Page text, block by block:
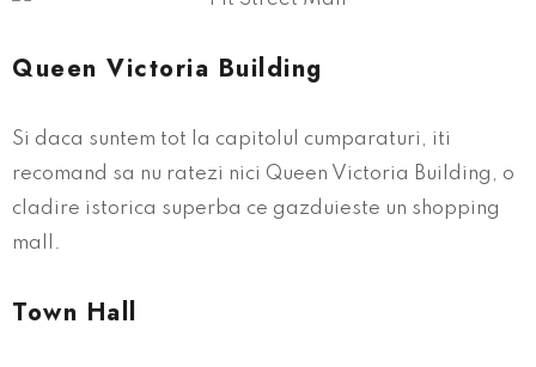
Queen Victoria Building
Si daca suntem tot la capitolul cumparaturi, iti
recomand sa nu ratezi nici Queen Victoria Building, o
cladire istorica superba ce gazduieste un shopping
mall.
Town Hall